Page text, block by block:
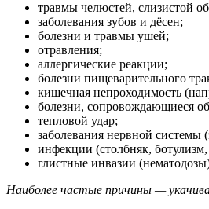
травмы челюстей, слизистой
заболевания зубов и дёсен;
болезни и травмы ушей;
отравления;
аллергические реакции;
болезни пищеварительного
кишечная непроходимость
болезни, сопровождающиеся
тепловой удар;
заболевания нервной системы
инфекции (столбняк,
глистные инвазии
Наиболее частые причины —